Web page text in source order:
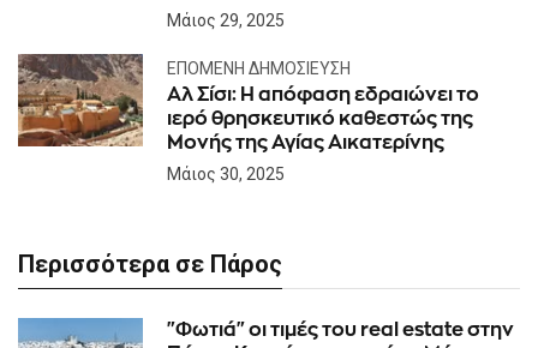
Μάιος 29, 2025
ΕΠΌΜΕΝΗ ΔΗΜΟΣΊΕΥΣΗ
Αλ Σίσι: Η απόφαση εδραιώνει το
ιερό θρησκευτικό καθεστώς της
Μονής της Αγίας Αικατερίνης
Μάιος 30, 2025
Περισσότερα σε Πάρος
"Φωτιά" οι τιμές του real estate στην